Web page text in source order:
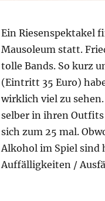
Ein Riesenspektakel
Mausoleum statt.
tolle Bands. So kurz
(Eintritt 35 Euro)
wirklich viel zu
selber in ihren
sich zum 25 mal.
Alkohol im Spiel sind
Auffälligkeiten /